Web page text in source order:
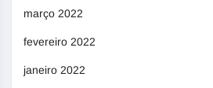
março 2022
fevereiro 2022
janeiro 2022